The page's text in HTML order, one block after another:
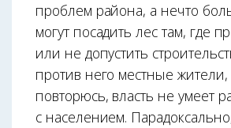
проблем района, а нечто
могут посадить лес там, где
или не допустить
против него местные жители,
повторюсь, власть не умеет
с населением.